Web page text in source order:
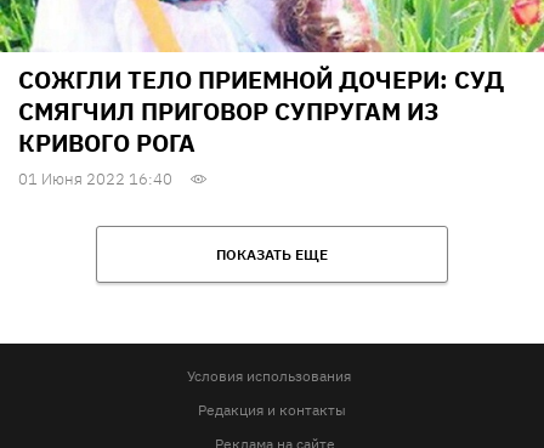
СОЖГЛИ ТЕЛО ПРИЕМНОЙ ДОЧЕРИ: СУД
СМЯГЧИЛ ПРИГОВОР СУПРУГАМ ИЗ
КРИВОГО РОГА
01 Июня 2022 16:40
ПОКАЗАТЬ ЕЩЕ
Условия использования
Редакция и контакты
Реклама на сайте